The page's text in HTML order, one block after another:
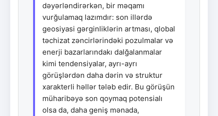
dəyərləndirərkən, bir məqamı
vurğulamaq lazımdır: son illərdə
geosiyasi gərginliklərin artması, qlobal
təchizat zəncirlərindəki pozulmalar və
enerji bazarlarındakı dalğalanmalar
kimi tendensiyalar, ayrı-ayrı
görüşlərdən daha dərin və struktur
xarakterli həllər tələb edir. Bu görüşün
müharibəyə son qoymaq potensialı
olsa da, daha geniş mənada,